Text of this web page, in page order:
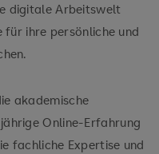
digitale Arbeitswelt
ihre persönliche und
akademische
Online-Erfahrung
fachliche Expertise und